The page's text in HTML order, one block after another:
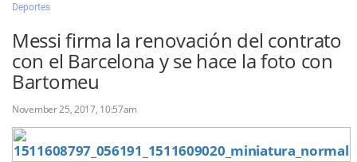
Classifieds
Categorías
Iniciar sesión con Clascal
×
Deportes
Messi firma la renovación del contrato
con el Barcelona y se hace la foto con
Bartomeu
November 25, 2017, 10:57am